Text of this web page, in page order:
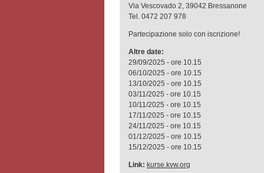
Via Vescovado 2, 39042 Bressanone
Tel. 0472 207 978
Partecipazione solo con iscrizione!
Altre date:
29/09/2025 - ore 10.15
06/10/2025 - ore 10.15
13/10/2025 - ore 10.15
03/11/2025 - ore 10.15
10/11/2025 - ore 10.15
17/11/2025 - ore 10.15
24/11/2025 - ore 10.15
01/12/2025 - ore 10.15
15/12/2025 - ore 10.15
Link: kurse.kvw.org